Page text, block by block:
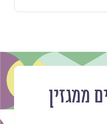
ממגזין